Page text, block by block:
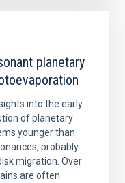
planetary
into the early
of planetary
younger than
probably
migration. Over
are often